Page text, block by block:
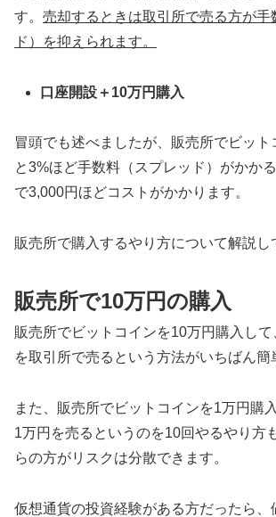
す。 売却するときは取引所で売る方が手
ド）を抑えられます。
口座開設＋10万円購入
冒頭でも述べましたが、販売所でビット
と3%ほど手数料（スプレッド）がかか
で3,000円ほどコストがかかります。
販売所で購入するやり方について解説し
販売所で10万円の購入
販売所でビットコインを10万円購入し
を取引所で売るという方法がいちばん簡
また、販売所でビットコインを1万円購
1万円を売るというのを10回やるやり方
らの方がリスクは分散できます。
仮想通貨の投資経験がある方だったら、